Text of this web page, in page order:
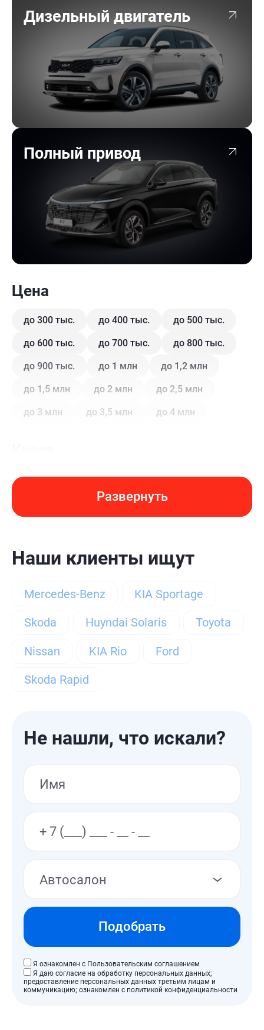
Дизельный двигатель
Полный привод
Цена
до 300 тыс. до 400 тыс. до 500 тыс.
до 600 тыс. до 700 тыс. до 800 тыс.
до 900 тыс. до 1 млн до 1,2 млн
до 1,5 млн до 2 млн до 2,5 млн
до 3 млн до 3,5 млн до 4 млн
Купе Внедорожник Внедорожник 5 дв.
Хэтчбек 3 дв. Хэтчбек 5 дв.
Универсал
Цвет
Белый Бежевый Черный
Серебряный
Тип двигателя
Тип коробки передач
АКПП
Год выпуска
2017 2018 2019 2020 2021
Развернуть
Наши клиенты ищут
Mercedes-Benz KIA Sportage
Skoda Huyndai Solaris Toyota
Nissan KIA Rio Ford
Skoda Rapid
Не нашли, что искали?
Автосалон
Подобрать
Я ознакомлен с Пользовательским соглашением
Я даю согласие на обработку персональных данных;
предоставление персональных данных третьим лицам и
коммуникацию; ознакомлен с политикой конфиденциальности